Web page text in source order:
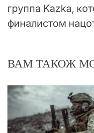
группа Kazka,
финалистом
ВАМ ТАКОЖ